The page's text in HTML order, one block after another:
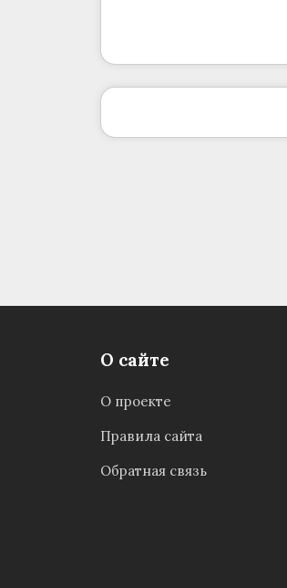
О сайте
О проекте
Правила сайта
Обратная связь